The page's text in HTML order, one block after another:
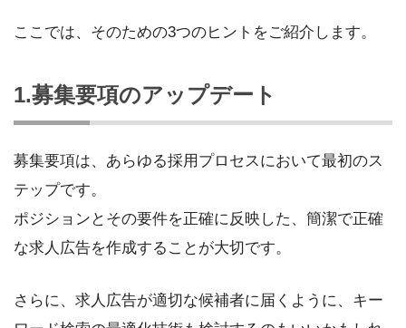
ここでは、そのための3つのヒントをご紹介します。
1.募集要項のアップデート
募集要項は、あらゆる採用プロセスにおいて最初のス
テップです。
ポジションとその要件を正確に反映した、簡潔で正確
な求人広告を作成することが大切です。
さらに、求人広告が適切な候補者に届くように、キー